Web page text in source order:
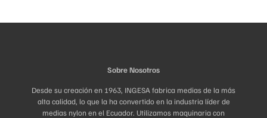
Sobre Nosotros
Desde su creación en 1963, INGESA fabrica medias de la más
alta calidad, lo que la ha convertido en la industria líder de
medias nylon en el Ecuador. Utilizamos maquinaria con